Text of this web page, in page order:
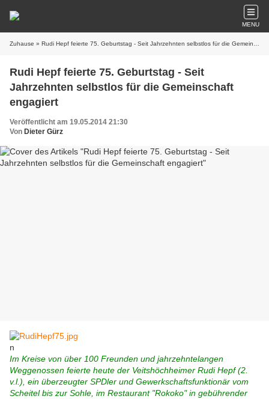
MENU
Zuhause » Rudi Hepf feierte 75. Geburtstag - Seit Jahrzehnten selbstlos für die Gemeinschaft engagiert
Rudi Hepf feierte 75. Geburtstag - Seit
Jahrzehnten selbstlos für die Gemeinschaft
engagiert
Veröffentlicht am 19.05.2014 21:30
Von Dieter Gürz
n
Im Kreise von über 100 Freunden und jahrzehntelangen
Weggenossen feierte heute der Veitshöchheimer Rudi Hepf (2.
v.l.), ein überzeugter SPDler und Gewerkschaftsfunktionär vom
Scheitel bis zur Sohle, im Restaurant "Rokoko" in gebührender